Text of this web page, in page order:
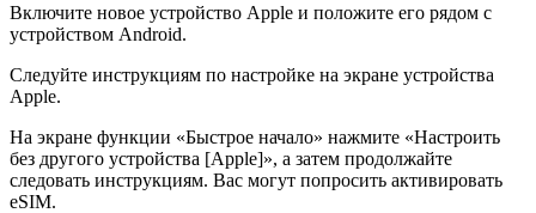
Включите новое устройство Apple и положите его рядом с
устройством Android.
Следуйте инструкциям по настройке на экране устройства
Apple.
На экране функции «Быстрое начало» нажмите «Настроить
без другого устройства [Apple]», а затем продолжайте
следовать инструкциям. Вас могут попросить активировать
eSIM.